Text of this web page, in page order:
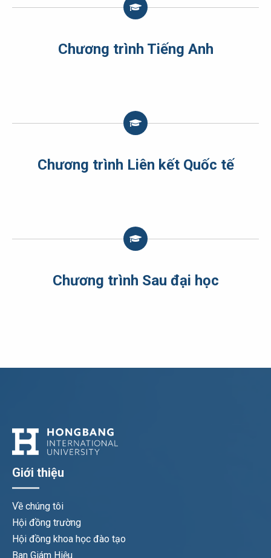
Chương trình Tiếng Anh
Chương trình Liên kết Quốc tế
Chương trình Sau đại học
Giới thiệu
Về chúng tôi
Hội đồng trường
Hội đồng khoa học đào tạo
Ban Giám Hiệu